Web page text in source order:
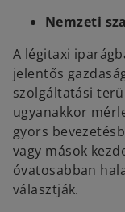
Nemzeti
A légitaxi
jelentős
szolgáltatási
ugyanakkor
gyors
vagy mások
óvatosabban
választják.